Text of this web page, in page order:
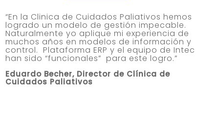
“En la Clinica de Cuidados Paliativos hemos
logrado un modelo de gestión impecable.
Naturalmente yo aplique mi experiencia de
muchos años en modelos de información y
control. Plataforma ERP y el equipo de Intec
han sido “funcionales” para este logro.”
Eduardo Becher, Director de Clínica de
Cuidados Paliativos